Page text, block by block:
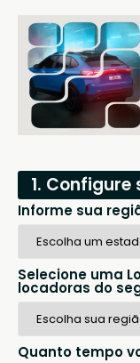
1.
Informe sua
Selecione uma
locadoras do
Quanto tempo